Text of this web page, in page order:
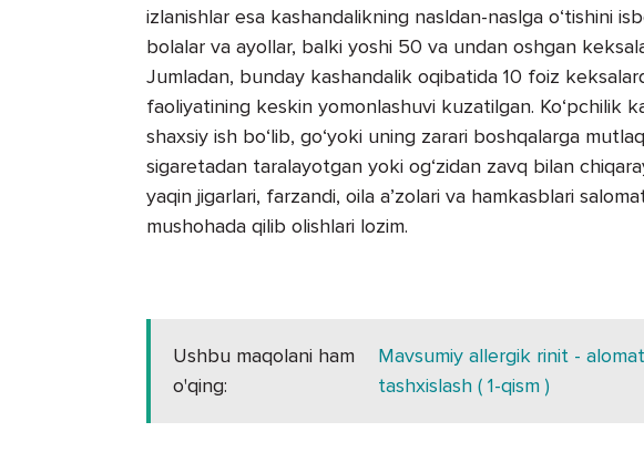
izlanishlar esa kashandalikning nasldan-naslga o‘tishini
bolalar va ayollar, balki yoshi 50 va undan oshgan
Jumladan, bunday kashandalik oqibatida 10 foiz
faoliyatining keskin yomonlashuvi kuzatilgan. Ko‘pchilik
shaxsiy ish bo‘lib, go‘yoki uning zarari boshqalarga
sigaretadan taralayotgan yoki og‘zidan zavq bilan
yaqin jigarlari, farzandi, oila a’zolari va hamkasblari
mushohada qilib olishlari lozim.
Ushbu maqolani ham
o'qing:
Mavsumiy allergik rinit -
tashxislash ( 1-qism )